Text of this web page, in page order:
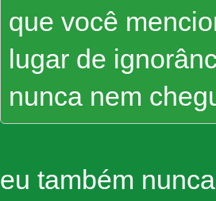
que você
lugar de
nunca nem
eu também